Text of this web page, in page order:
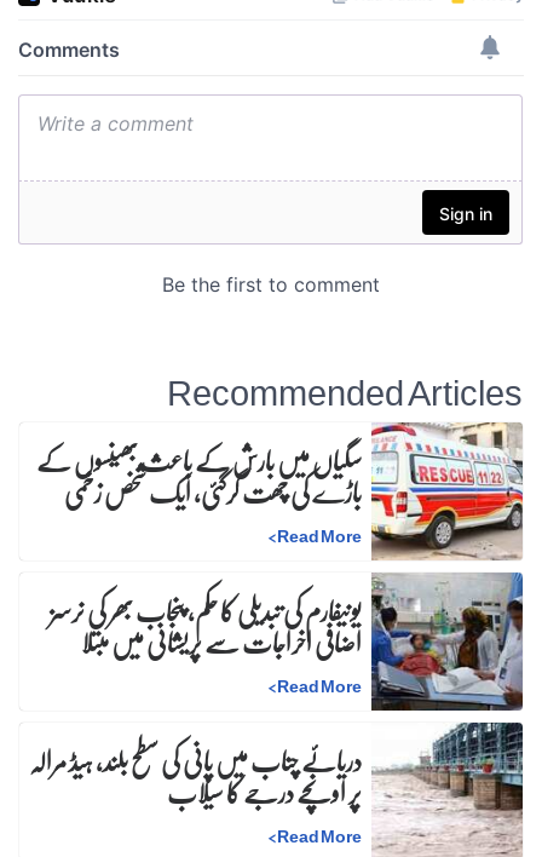
Recommended Articles
سگیاں میں بارش کے باعث بھینسوں کے
باڑے کی چھت گرگئی، ایک شخص زخمی
Read More
>
یونیفارم کی تبدیلی کا حکم، پنجاب بھر کی نرسز
اضافی اخراجات سے پریشانی میں مبتلا
Read More
>
دریائے چناب میں پانی کی سطح بلند، ہیڈ مرالہ
پر اونچے درجے کا سیلاب
Read More
>